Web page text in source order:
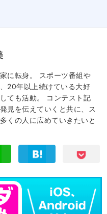
に転身。 スポーツ番組や
20年以上続けている大好
ても活動。 コンテスト記
見を伝えていくと共に、ス
くの人に広めていきたいと